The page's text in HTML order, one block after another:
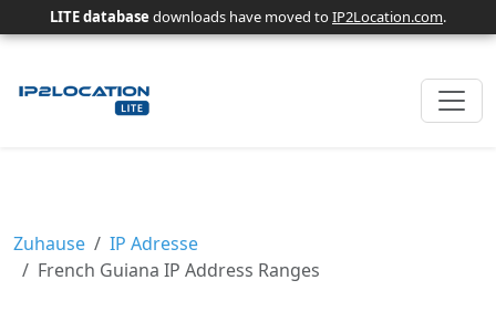
LITE database downloads have moved toIP2Location.com.
Zuhause
IP Adresse
French Guiana IP Address Ranges